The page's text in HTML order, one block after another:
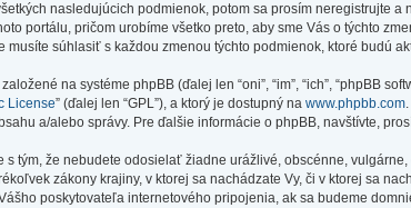
nasledujúcich podmienok, potom sa prosím neregistrujte
portálu, pričom urobíme všetko preto, aby sme Vás o týchto
musíte súhlasiť s každou zmenou týchto podmienok, ktoré budú
na systéme phpBB (ďalej len “oni”, “im”, “ich”, “phpBB
License” (ďalej len “GPL”), a ktorý je dostupný na www.phpbb.com
a/alebo správy. Pre ďalšie informácie o phpBB, navštívte,
s tým, že nebudete odosielať žiadne urážlivé, obscénne,
zákony krajiny, v ktorej sa nachádzate Vy, či v ktorej sa
poskytovateľa internetového pripojenia, ak sa budeme